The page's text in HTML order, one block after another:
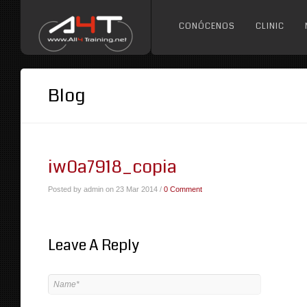
CONÓCENOS CLINIC
Blog
iw0a7918_copia
Posted by admin on 23 Mar 2014 / 0 Comment
Leave A Reply